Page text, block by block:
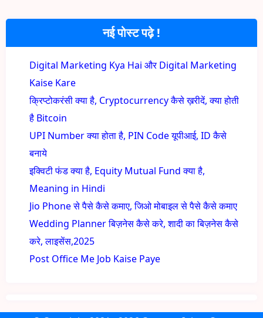
नई पोस्ट पढ़े !
Digital Marketing Kya Hai और Digital Marketing
Kaise Kare
क्रिप्टोकरंसी क्या है, Cryptocurrency कैसे ख़रीदें, क्या होती
है Bitcoin
UPI Number क्या होता है, PIN Code यूपीआई, ID कैसे
बनाये
इक्विटी फंड क्या है, Equity Mutual Fund क्या है,
Meaning in Hindi
Jio Phone से पैसे कैसे कमाए, जिओ मोबाइल से पैसे कैसे कमाए
Wedding Planner बिज़नेस कैसे करे, शादी का बिज़नेस कैसे
करे, लाइसेंस,2025
Post Office Me Job Kaise Paye